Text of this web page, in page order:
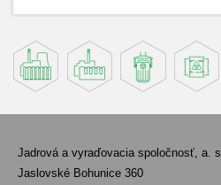
Jadrová a vyraďovacia spoločnosť, a. s.
Jaslovské Bohunice 360